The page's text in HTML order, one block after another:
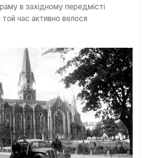
в західному передмісті
час активно велося